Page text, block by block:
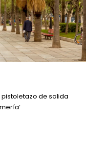
de salida